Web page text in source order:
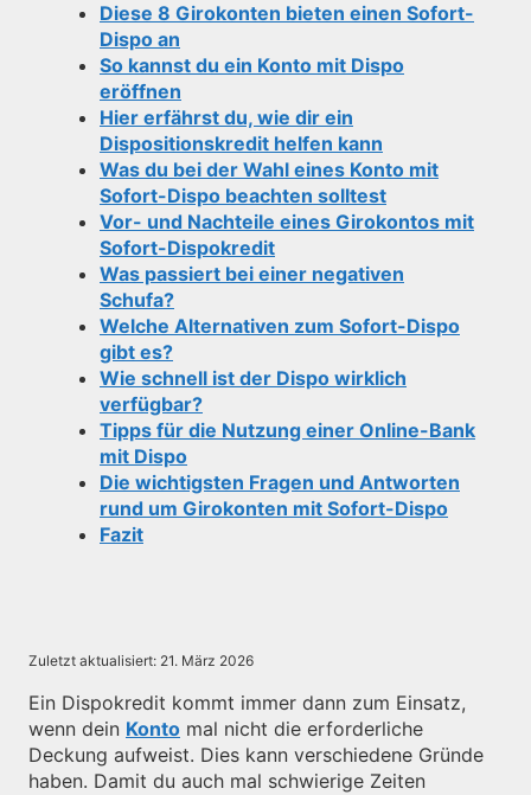
Diese 8 Girokonten bieten einen Sofort-
Dispo an
So kannst du ein Konto mit Dispo
eröffnen
Hier erfährst du, wie dir ein
Dispositionskredit helfen kann
Was du bei der Wahl eines Konto mit
Sofort-Dispo beachten solltest
Vor- und Nachteile eines Girokontos mit
Sofort-Dispokredit
Was passiert bei einer negativen
Schufa?
Welche Alternativen zum Sofort-Dispo
gibt es?
Wie schnell ist der Dispo wirklich
verfügbar?
Tipps für die Nutzung einer Online-Bank
mit Dispo
Die wichtigsten Fragen und Antworten
rund um Girokonten mit Sofort-Dispo
Fazit
Zuletzt aktualisiert: 21. März 2026
Ein Dispokredit kommt immer dann zum Einsatz,
wenn dein Konto mal nicht die erforderliche
Deckung aufweist. Dies kann verschiedene Gründe
haben. Damit du auch mal schwierige Zeiten